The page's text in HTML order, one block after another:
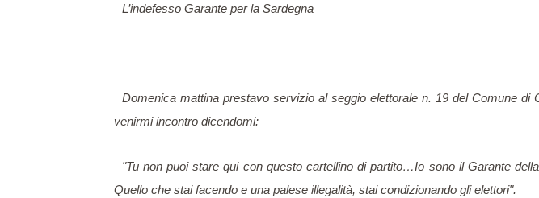
L’indefesso Garante per la Sardegna
Domenica mattina prestavo servizio al seggio elettorale n. 19 del Comune di
venirmi incontro dicendomi:
"Tu non puoi stare qui con questo cartellino di partito…Io sono il Garante
Quello che stai facendo e una palese illegalità, stai condizionando gli elettori".